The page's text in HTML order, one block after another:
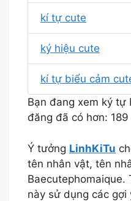
kí tự cute
ký hiệu cute
kí tự biểu cảm
Bạn đang xem ký tự
đăng đã có hơn:
Ý tưởng LinhKiTu
tên nhân vật, tên
Baecutephomaique.
này sử dụng các